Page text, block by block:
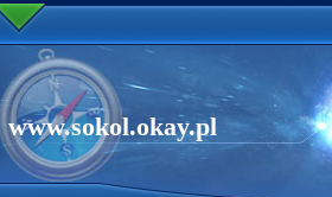
www.sokol.okay.pl